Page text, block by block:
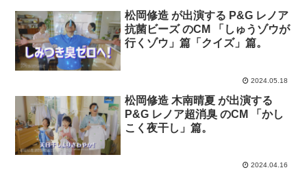
松岡修造 が出演する P&G レノア
抗菌ビーズ のCM 「しゅうゾウが
行くゾウ」篇「クイズ」篇。
2024.05.18
松岡修造 木南晴夏 が出演する
P&G レノア超消臭 のCM 「かし
こく夜干し」篇。
2024.04.16